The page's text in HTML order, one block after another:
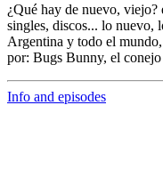
¿Qué hay de nuevo, viejo?
singles, discos... lo nuevo,
Argentina y todo el mundo,
por: Bugs Bunny, el
Info and episodes